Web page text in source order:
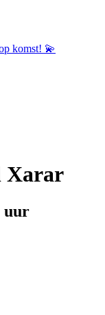
komst! 💫
Xarar
uur